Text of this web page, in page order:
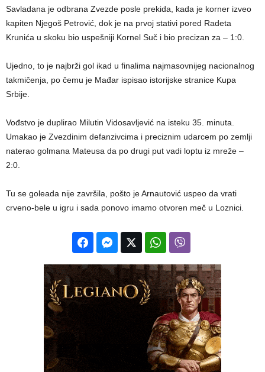
Savladana je odbrana Zvezde posle prekida, kada je korner izveo
kapiten Njegoš Petrović, dok je na prvoj stativi pored Radeta
Krunića u skoku bio uspešniji Kornel Suč i bio precizan za – 1:0.
Ujedno, to je najbrži gol ikad u finalima najmasovnijeg nacionalnog
takmičenja, po čemu je Mađar ispisao istorijske stranice Kupa
Srbije.
Vođstvo je duplirao Milutin Vidosavljević na isteku 35. minuta.
Umakao je Zvezdinim defanzivcima i preciznim udarcem po zemlji
naterao golmana Mateusa da po drugi put vadi loptu iz mreže –
2:0.
Tu se goleada nije završila, pošto je Arnautović uspeo da vrati
crveno-bele u igru i sada ponovo imamo otvoren meč u Loznici.